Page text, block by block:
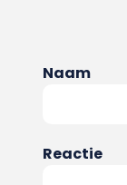
Naam
Reactie